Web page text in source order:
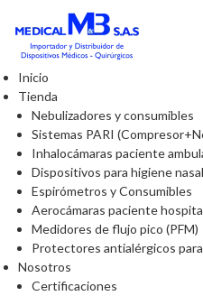
Inicio
Tienda
Nebulizadores y consumibles
Sistemas PARI
Inhalocámaras paciente
Dispositivos para higiene
Espirómetros y Consumibles
Aerocámaras paciente
Medidores de flujo pico (PFM)
Protectores antialérgicos
Nosotros
Certificaciones